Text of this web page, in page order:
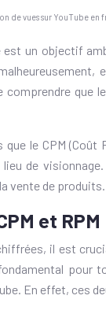
de vues sur YouTube en
est un objectif
que
le CPM
de
vente de
et RPM
il est
pour
En effet,